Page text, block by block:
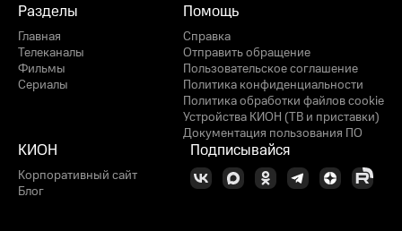
Разделы
Главная
Телеканалы
Фильмы
Сериалы
Помощь
Справка
Отправить обращение
Пользовательское соглашение
Политика конфиденциальности
Политика обработки файлов cookie
Устройства КИОН (ТВ и приставки)
Документация пользования ПО
КИОН
Корпоративный сайт
Блог
Подписывайся